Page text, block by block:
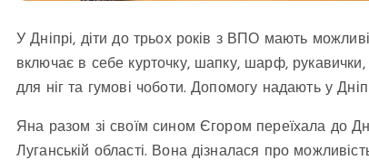
У Дніпрі, діти до трьох років з ВПО мають
включає в себе курточку, шапку, шарф, рукавички,
для ніг та гумові чоботи. Допомогу надають у
Яна разом зі своїм сином Єгором переїхала до
Луганській області. Вона дізналася про